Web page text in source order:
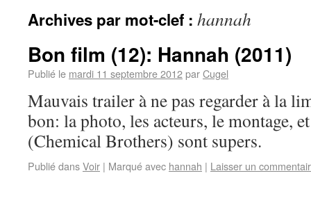
Archives par mot-clef : hannah
Bon film (12): Hannah (2011)
Publié le mardi 11 septembre 2012parCugel
Mauvais trailer à ne pas regarder à la
bon: la photo, les acteurs, le montage,
(Chemical Brothers) sont supers.
Publié dansVoir | Marqué avec hannah | Laisser un